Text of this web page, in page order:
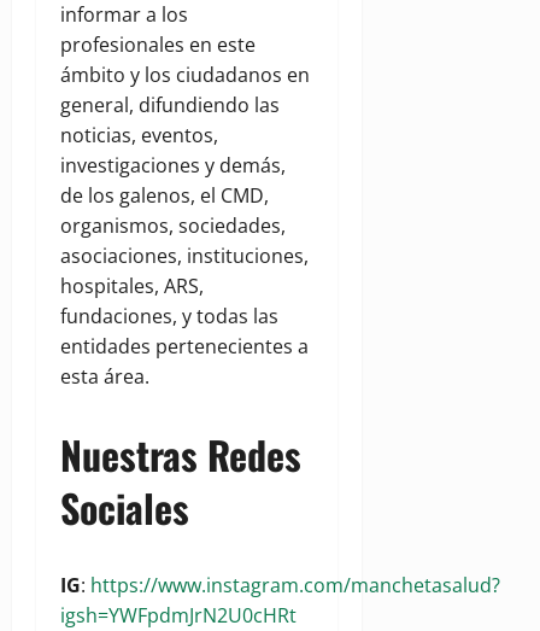
informar a los
profesionales en este
ámbito y los ciudadanos en
general, difundiendo las
noticias, eventos,
investigaciones y demás,
de los galenos, el CMD,
organismos, sociedades,
asociaciones, instituciones,
hospitales, ARS,
fundaciones, y todas las
entidades pertenecientes a
esta área.
Nuestras Redes
Sociales
IG: https://www.instagram.com/manchetasalud?
igsh=YWFpdmJrN2U0cHRt